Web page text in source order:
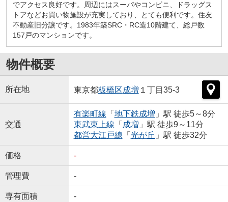
でアクセス良好です。周辺にはスーパやコンビニ、ドラッグス
トアなどお買い物施設が充実しており、とても便利です。住友
不動産旧分譲です。1983年築SRC・RC造10階建て、総戸数
157戸のマンションです。
物件概要
所在地 東京都板橋区成増 １丁目35-3
交通
有楽町線 「 地下鉄成増 」駅 徒歩5～8分
東武東上線 「 成増 」駅 徒歩9～11分
都営大江戸線 「 光が丘 」駅 徒歩32分
価格 -
管理費 -
専有面積 -